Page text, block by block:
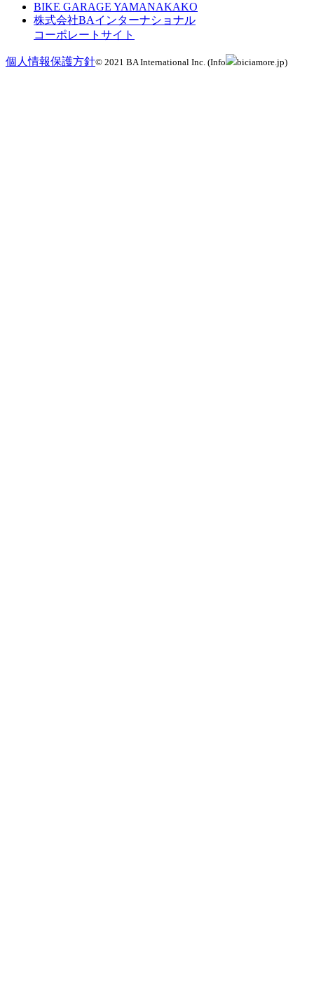
BIKE GARAGE YAMANAKAKO
株式会社BAインターナショナル
コーポレートサイト
個人情報保護方針© 2021 BA International Inc. (Info biciamore.jp)